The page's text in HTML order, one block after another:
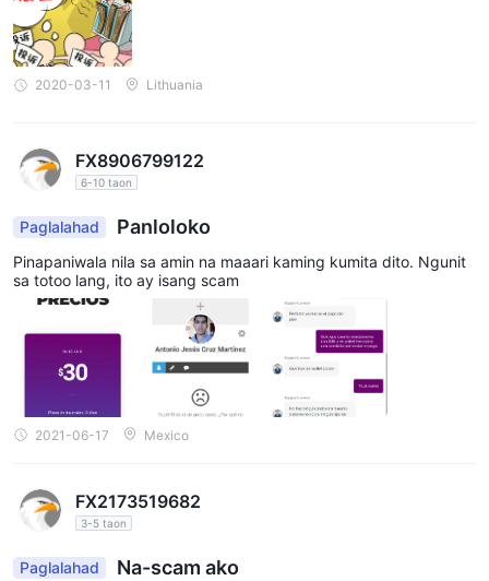
2020-03-11 Lithuania
FX8906799122
6-10 taon
Paglalahad Panloloko
Pinapaniwala nila sa amin na maaari kaming kumita dito. Ngunit
sa totoo lang, ito ay isang scam
2021-06-17 Mexico
FX2173519682
3-5 taon
Paglalahad Na-scam ako